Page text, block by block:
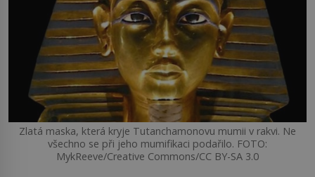
Zlatá maska, která kryje Tutanchamonovu mumii v rakvi. Ne
všechno se při jeho mumifikaci podařilo. FOTO:
MykReeve/Creative Commons/CC BY-SA 3.0